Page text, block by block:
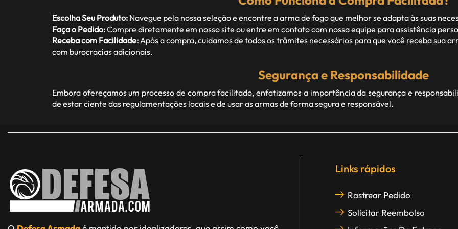
Escolha Seu Produto: Navegue pela nossa seleção e encontre a arma de fogo que melhor se adapta às suas
Faça o Pedido:Compre diretamente em nosso site ou entre em contato com nossa equipe para assistência
Receba com Facilidade: Após a compra, cuidamos de todos os trâmites necessários para que você receba sua
com burocracias adicionais.
Segurança e Responsabilidade
Embora ofereçamos um processo de compra facilitado, enfatizamos a importância da segurança e
de estar ciente das regulamentações locais e de usar as armas de forma segura e responsável.
Links rápidos
Rastrear Pedido
Solicitar Reembolso